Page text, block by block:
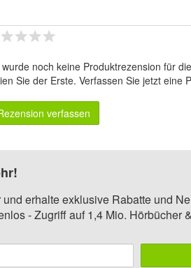
wurde noch keine Produktrezension für
Sie der Erste. Verfassen Sie jetzt eine
verfassen
erhalte exklusive Rabatte und
- Zugriff auf 1,4 Mio. Hörbücher